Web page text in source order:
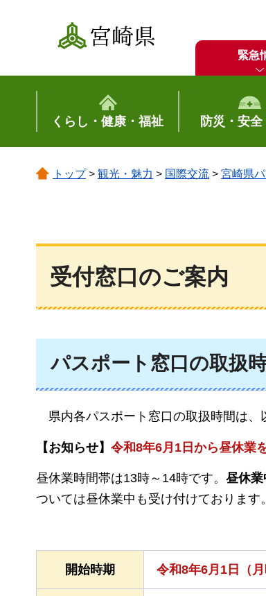
宮崎県
緊急
くらし・健康・福祉 防災・安
トップ> 観光・魅力 > 国際交流 > 宮崎県
受付窓口のご案内
パスポート窓口の取扱
県内各パスポート窓口の取扱時間は、
【お知らせ】 令和8年6月1日から昼休業
昼休業時間帯は13時～14時です。 昼休業
ついては昼休業中も受け付けております。
開始時期 令和8年6月1日（